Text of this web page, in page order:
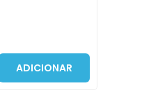
ADICIONAR